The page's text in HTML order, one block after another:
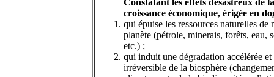
croissance économique, érigée en
qui épuise les ressources naturelles de
planète (pétrole, minerais, forêts, eau,
etc.) ;
qui induit une dégradation accélérée et
irréversible de la biosphère